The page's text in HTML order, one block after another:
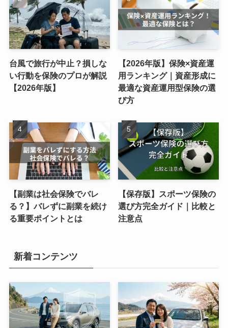
台風で旅行が中止？損しな
い行動を保険のプロが解説
【2026年版】
【2026年版】保険×資産運
用ランキング｜資産形成に
最適な資産運用型保険の選
び方
【副業は社会保険でバレ
る？】バレずに副業を続け
る重要ポイントとは
【保存版】スポーツ保険の
選び方完全ガイド｜比較と
注意点
新着コンテンツ